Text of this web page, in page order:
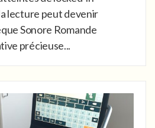
lecture peut devenir
Sonore Romande
précieuse...